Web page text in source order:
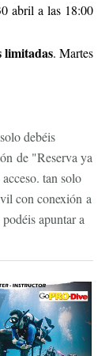
abril a las 18:00
limitadas. Martes
debéis
de "Reserva ya
tan solo
con conexión a
apuntar a